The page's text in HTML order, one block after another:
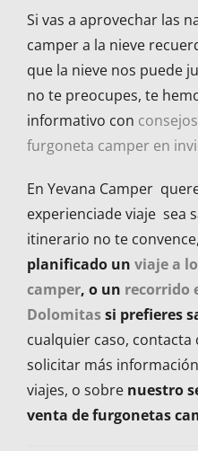
Si vas a aprovechar las
camper a la nieve
que la nieve nos puede
no te preocupes, te
informativo con
furgoneta camper en
En Yevana Camper
experienciade viaje sea
itinerario no te convence,
planificado un viaje a
camper, o un recorrido
Dolomitassi prefieres
cualquier caso, contacta
solicitar más
viajes, o sobre nuestro
venta de furgonetas